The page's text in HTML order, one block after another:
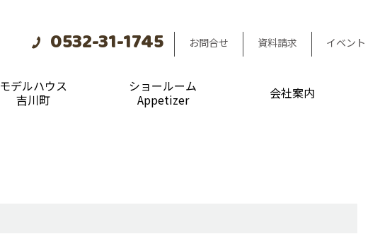
0532-31-1745 お問合せ 資料請求 イベント
モデルハウス
吉川町
ショールーム
Appetizer
会社案内